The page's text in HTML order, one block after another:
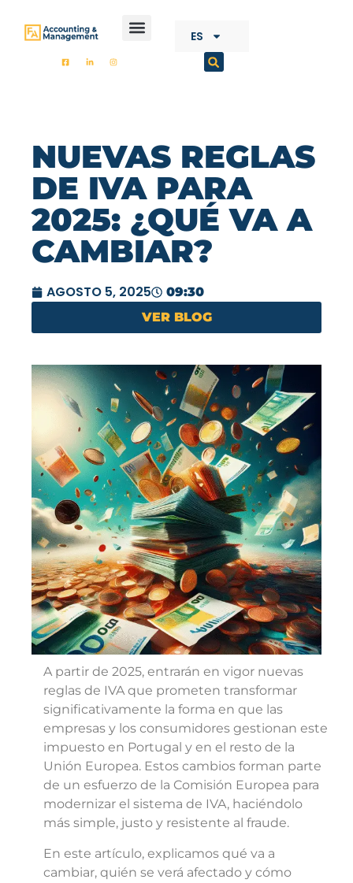
ES
NUEVAS REGLAS
DE IVA PARA
2025: ¿QUÉ VA A
CAMBIAR?
AGOSTO 5, 2025
09:30
VER BLOG
A partir de 2025, entrarán en vigor nuevas
reglas de IVA que prometen transformar
significativamente la forma en que las
empresas y los consumidores gestionan este
impuesto en Portugal y en el resto de la
Unión Europea. Estos cambios forman parte
de un esfuerzo de la Comisión Europea para
modernizar el sistema de IVA, haciéndolo
más simple, justo y resistente al fraude.
En este artículo, explicamos qué va a
cambiar, quién se verá afectado y cómo